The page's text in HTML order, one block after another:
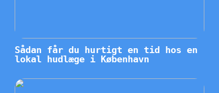
Sådan får du hurtigt en tid hos en
lokal hudlæge i København